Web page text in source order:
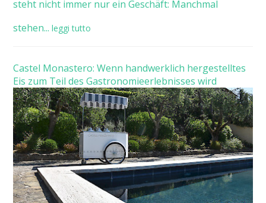
steht nicht immer nur ein Geschäft: Manchmal
stehen... leggi tutto
Castel Monastero: Wenn handwerklich hergestelltes
Eis zum Teil des Gastronomieerlebnisses wird